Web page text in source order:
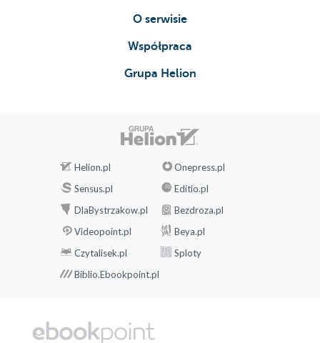
O serwisie
Współpraca
Grupa Helion
Helion.pl
Onepress.pl
Sensus.pl
Editio.pl
DlaBystrzakow.pl
Bezdroza.pl
Videopoint.pl
Beya.pl
Czytalisek.pl
Sploty
Biblio.Ebookpoint.pl